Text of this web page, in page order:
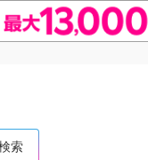
索